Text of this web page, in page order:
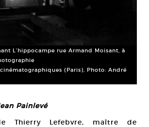
L’hippocampe rue Armand Moisant, à
(Paris), Photo: André
Painlevé
Thierry Lefebvre, maître de